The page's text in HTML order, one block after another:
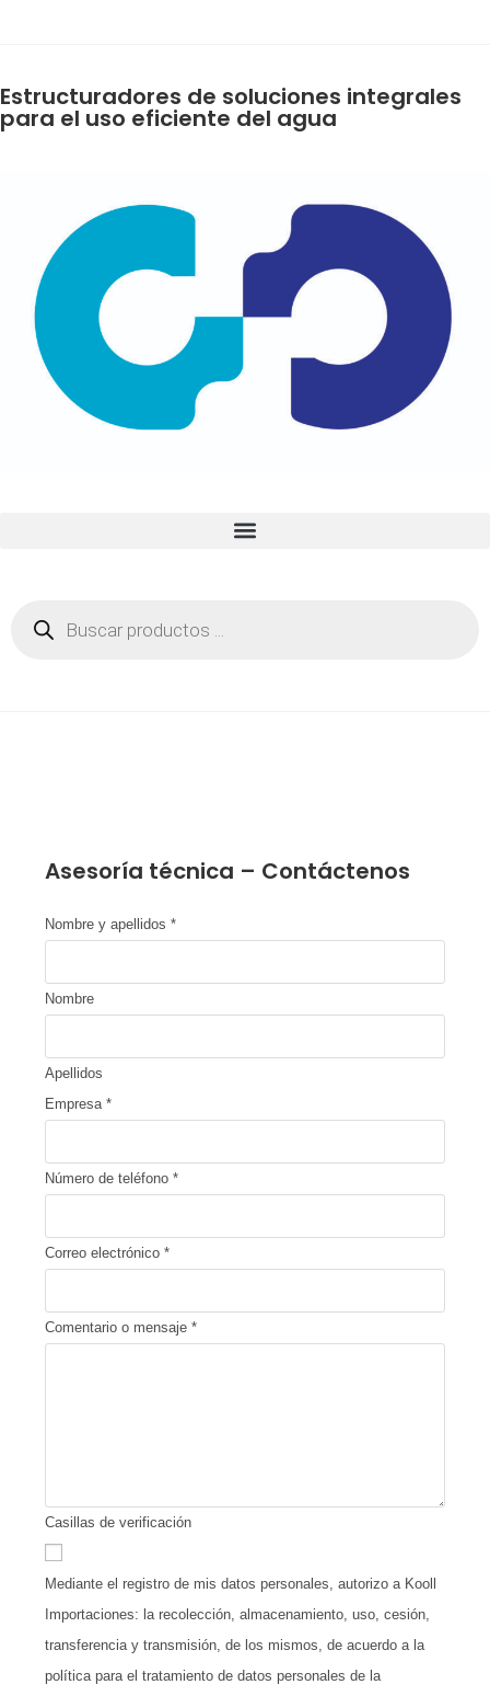
Estructuradores de soluciones integrales
para el uso eficiente del agua
Asesoría técnica – Contáctenos
Nombre y apellidos*
Nombre
Apellidos
Empresa*
Número de teléfono*
Correo electrónico*
Comentario o mensaje*
Casillas de verificación
Mediante el registro de mis datos personales, autorizo a Kooll
Importaciones: la recolección, almacenamiento, uso, cesión,
transferencia y transmisión, de los mismos, de acuerdo a la
política para el tratamiento de datos personales de la